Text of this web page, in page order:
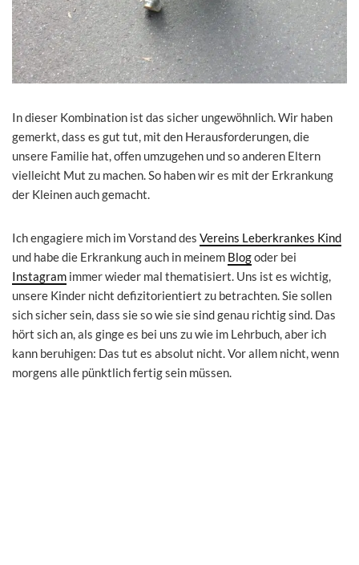
In dieser Kombination ist das sicher ungewöhnlich. Wir haben
gemerkt, dass es gut tut, mit den Herausforderungen, die
unsere Familie hat, offen umzugehen und so anderen Eltern
vielleicht Mut zu machen. So haben wir es mit der Erkrankung
der Kleinen auch gemacht.
Ich engagiere mich im Vorstand des Vereins Leberkrankes Kind
und habe die Erkrankung auch in meinem Blogoder bei
Instagram immer wieder mal thematisiert. Uns ist es wichtig,
unsere Kinder nicht defizitorientiert zu betrachten. Sie sollen
sich sicher sein, dass sie so wie sie sind genau richtig sind. Das
hört sich an, als ginge es bei uns zu wie im Lehrbuch, aber ich
kann beruhigen: Das tut es absolut nicht. Vor allem nicht, wenn
morgens alle pünktlich fertig sein müssen.